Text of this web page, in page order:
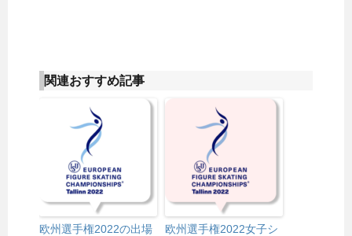
関連おすすめ記事
欧州選手権2022の出場
欧州選手権2022女子シ